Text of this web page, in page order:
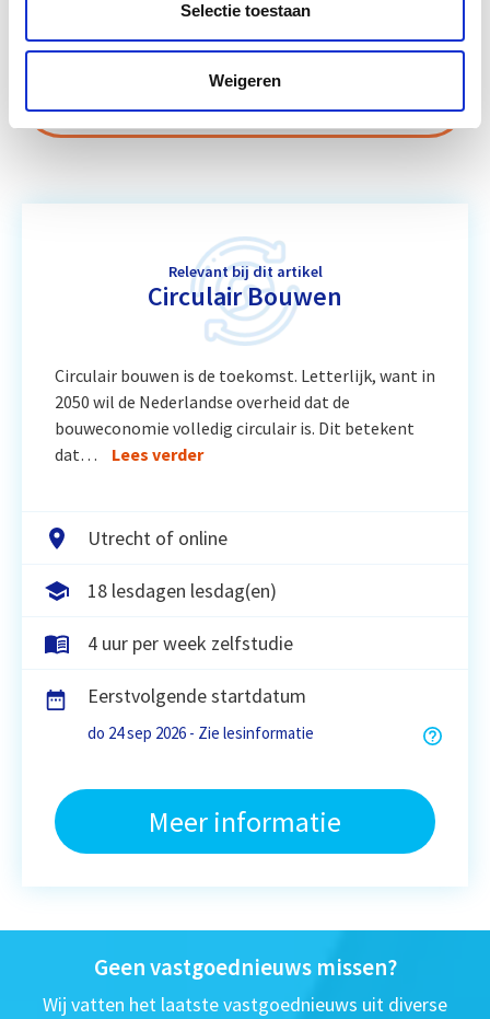
Selectie toestaan
Weigeren
Projectontwikkeling
Vergunningverlening, Handhaving
en Stikstof
nov
Relevant bij dit artikel
Circulair Bouwen
Circulair bouwen is de toekomst. Letterlijk, want in
2050 wil de Nederlandse overheid dat de
bouweconomie volledig circulair is. Dit betekent
dat…
Lees verder
Utrecht of online
18 lesdagen lesdag(en)
4 uur per week zelfstudie
Eerstvolgende startdatum
do 24 sep 2026 - Zie lesinformatie
Meer informatie
Geen vastgoednieuws missen?
Wij vatten het laatste vastgoednieuws uit diverse